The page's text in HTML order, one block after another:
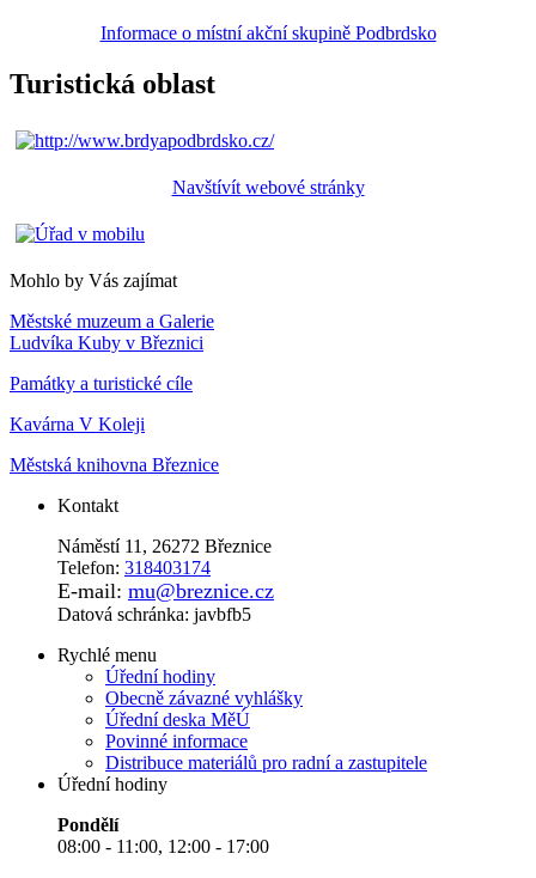
Informace o místní akční skupině Podbrdsko
Turistická oblast
Navštívít webové stránky
Mohlo by Vás zajímat
Městské muzeum a Galerie
Ludvíka Kuby v Březnici
Památky a turistické cíle
Kavárna V Koleji
Městská knihovna Březnice
Kontakt
Náměstí 11, 26272 Březnice
Telefon: 318403174
E-mail: mu@breznice.cz
Datová schránka: javbfb5
Rychlé menu
Úřední hodiny
Obecně závazné vyhlášky
Úřední deska MěÚ
Povinné informace
Distribuce materiálů pro radní a zastupitele
Úřední hodiny
Pondělí
08:00 - 11:00, 12:00 - 17:00